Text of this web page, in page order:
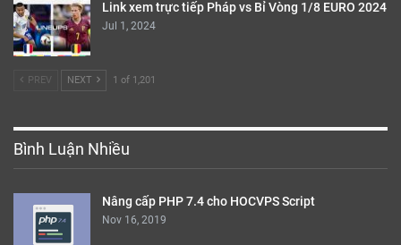
Link xem trực tiếp Pháp vs Bỉ Vòng 1/8 EURO 2024
Jul 1, 2024
PREV NEXT 1 of 1,201
Bình Luận Nhiều
Nâng cấp PHP 7.4 cho HOCVPS Script
Nov 16, 2019